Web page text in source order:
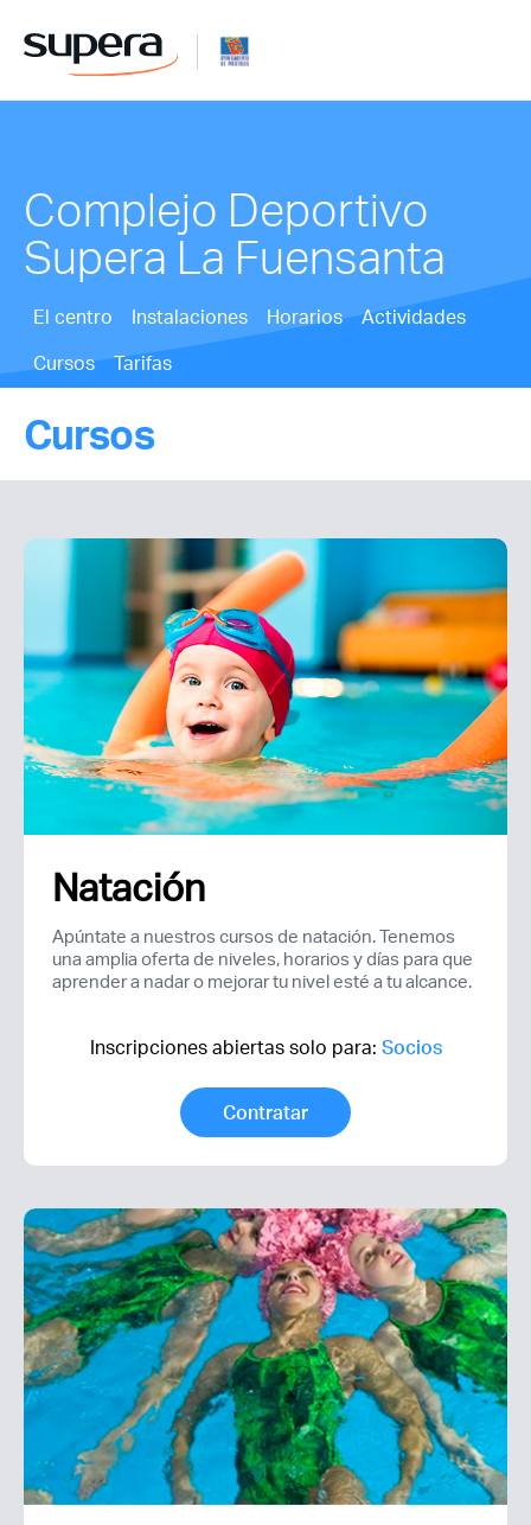
Complejo Deportivo
Supera La Fuensanta
El centro Instalaciones Horarios
Actividades
Cursos
Tarifas
Cursos
Natación
Apúntate a nuestros cursos de natación. Tenemos
una amplia oferta de niveles, horarios y días para que
aprender a nadar o mejorar tu nivel esté a tu alcance.
Inscripciones abiertas solo para: Socios
Contratar